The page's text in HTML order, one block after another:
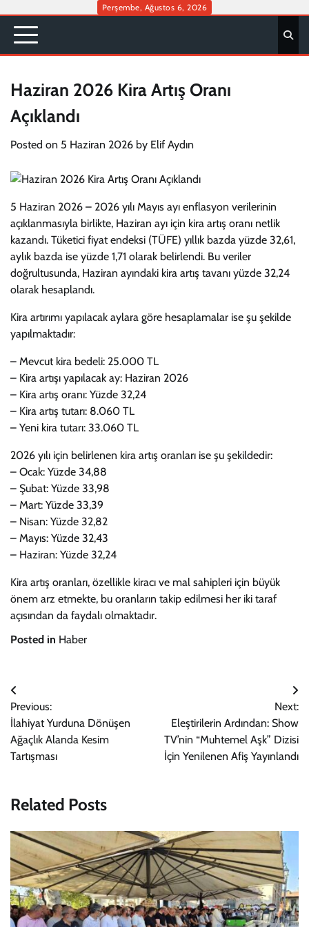
content
Perşembe, Ağustos 6, 2026
Haziran 2026 Kira Artış Oranı
Açıklandı
Posted on 5 Haziran 2026 by Elif Aydın
5 Haziran 2026 – 2026 yılı Mayıs ayı enflasyon verilerinin
açıklanmasıyla birlikte, Haziran ayı için kira artış oranı netlik
kazandı. Tüketici fiyat endeksi (TÜFE) yıllık bazda yüzde 32,61,
aylık bazda ise yüzde 1,71 olarak belirlendi. Bu veriler
doğrultusunda, Haziran ayındaki kira artış tavanı yüzde 32,24
olarak hesaplandı.
Kira artırımı yapılacak aylara göre hesaplamalar ise şu şekilde
yapılmaktadır:
– Mevcut kira bedeli: 25.000 TL
– Kira artışı yapılacak ay: Haziran 2026
– Kira artış oranı: Yüzde 32,24
– Kira artış tutarı: 8.060 TL
– Yeni kira tutarı: 33.060 TL
2026 yılı için belirlenen kira artış oranları ise şu şekildedir:
– Ocak: Yüzde 34,88
– Şubat: Yüzde 33,98
– Mart: Yüzde 33,39
– Nisan: Yüzde 32,82
– Mayıs: Yüzde 32,43
– Haziran: Yüzde 32,24
Kira artış oranları, özellikle kiracı ve mal sahipleri için büyük
önem arz etmekte, bu oranların takip edilmesi her iki taraf
açısından da faydalı olmaktadır.
Posted in Haber
Yazı
gezinmesi
Previous:
İlahiyat Yurduna Dönüşen
Ağaçlık Alanda Kesim
Tartışması
Next:
Eleştirilerin Ardından: Show
TV’nin “Muhtemel Aşk” Dizisi
İçin Yenilenen Afiş Yayınlandı
Related Posts